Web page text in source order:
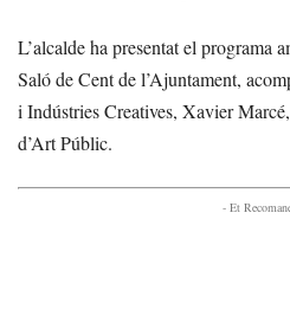
L’alcalde ha presentat el programa
Saló de Cent de l’Ajuntament,
i Indústries Creatives, Xavier
d’Art Públic.
- Et